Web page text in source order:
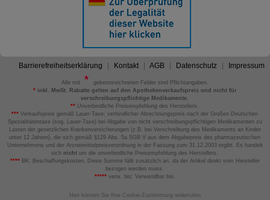
Barrierefreiheitserklärung Kontakt AGB Datenschutz Impressum
Alle mit
gekennzeichneten Felder sind Pflichtangaben.
*inkl. MwSt. Rabatte gelten auf den Apothekenverkaufspreis und nicht für
verschreibungspflichtige Medikamente.
** Unverbindliche Preisempfehlung des Herstellers.
*** Verkaufspreis gemäß Lauer-Taxe; verbindlicher Abrechnungspreis nach der Großen Deutschen
Spezialitätentaxe (sog. Lauer-Taxe) bei Abgabe von nicht verschreibungspflichtigen Medikamenten zu
Lasten der gesetzlichen Krankenversicherungen (z.B. bei Verschreibung des Medikaments an Kinder
unter 12 Jahren), die sich gemäß §129 Abs. 5a SGB V aus dem Abgabepreis des pharmazeutischen
Unternehmens und der Arzneimittelpreisverordnung in der Fassung zum 31.12.2003 ergibt. Es handelt
sich nicht um die unverbindliche Preisempfehlung des Herstellers.
****BK: Beschaffungskosten. Diese Summe fällt zusätzlich an, da der Artikel direkt vom Hersteller
bezogen werden muss.
*****verw. bis: Verwendbar bis.
Hier können Sie Ihre Cookie-Zustimmung widerrufen